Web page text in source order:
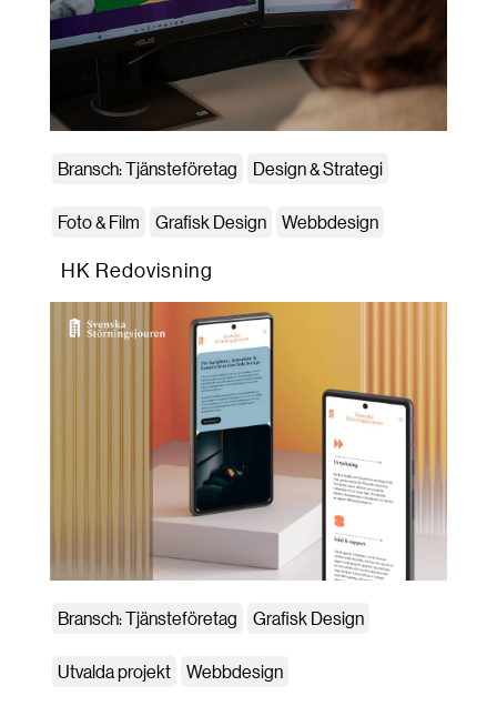
Bransch: Tjänsteföretag Design & Strategi
Foto & Film Grafisk Design Webbdesign
HK Redovisning
Bransch: Tjänsteföretag Grafisk Design
Utvalda projekt Webbdesign